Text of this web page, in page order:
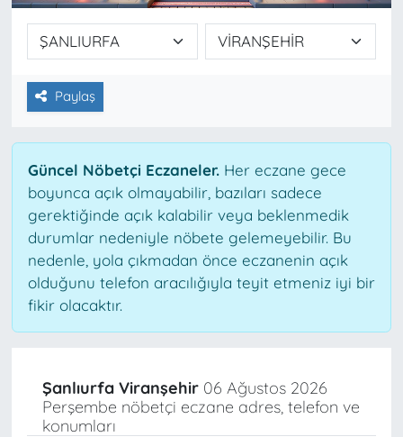
Paylaş
Güncel Nöbetçi Eczaneler.Her eczane gece
boyunca açık olmayabilir, bazıları sadece
gerektiğinde açık kalabilir veya beklenmedik
durumlar nedeniyle nöbete gelemeyebilir. Bu
nedenle, yola çıkmadan önce eczanenin açık
olduğunu telefon aracılığıyla teyit etmeniz iyi bir
fikir olacaktır.
Şanlıurfa Viranşehir06 Ağustos 2026
Perşembe nöbetçi eczane adres, telefon ve
konumları